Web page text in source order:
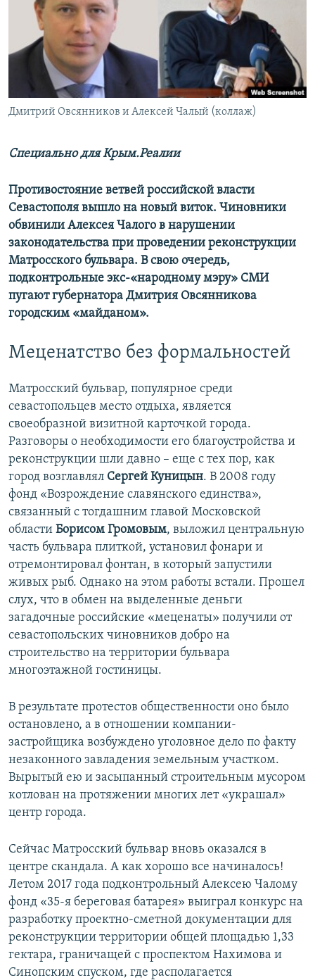
ПОБЕДИТЕЛЕЙ НЕ СУДЯТ?
КРЫМ.НЕПОКОРЕННЫЙ
ELIFBE
УКРАИНСКАЯ ПРОБЛЕМА КРЫМА
ПРИСОЕДИНЯЙТЕСЬ!
Все сайты RFE/RL
Дмитрий Овсянников и Алексей Чалый (коллаж)
Специально для Крым.Реалии
Противостояние ветвей российской власти
Севастополя вышло на новый виток. Чиновники
обвинили Алексея Чалого в нарушении
законодательства при проведении реконструкции
Матросского бульвара. В свою очередь,
подконтрольные экс-«народному мэру» СМИ
пугают губернатора Дмитрия Овсянникова
городским «майданом».
Меценатство без формальностей
Матросский бульвар, популярное среди
севастопольцев место отдыха, является
своеобразной визитной карточкой города.
Разговоры о необходимости его благоустройства и
реконструкции шли давно – еще с тех пор, как
город возглавлял Сергей Куницын. В 2008 году
фонд «Возрождение славянского единства»,
связанный с тогдашним главой Московской
области Борисом Громовым, выложил центральную
часть бульвара плиткой, установил фонари и
отремонтировал фонтан, в который запустили
живых рыб. Однако на этом работы встали. Прошел
слух, что в обмен на выделенные деньги
загадочные российские «меценаты» получили от
севастопольских чиновников добро на
строительство на территории бульвара
многоэтажной гостиницы.
В результате протестов общественности оно было
остановлено, а в отношении компании-
застройщика возбуждено уголовное дело по факту
незаконного завладения земельным участком.
Вырытый ею и засыпанный строительным мусором
котлован на протяжении многих лет «украшал»
центр города.
Сейчас Матросский бульвар вновь оказался в
центре скандала. А как хорошо все начиналось!
Летом 2017 года подконтрольный Алексею Чалому
фонд «35-я береговая батарея» выиграл конкурс на
разработку проектно-сметной документации для
реконструкции территории общей площадью 1,33
гектара, граничащей с проспектом Нахимова и
Синопским спуском, где располагается